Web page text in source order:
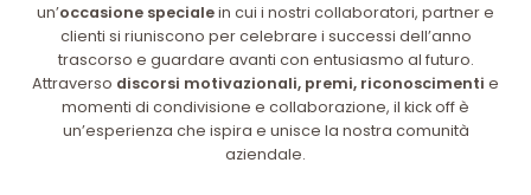
un’occasione specialein cui i nostri collaboratori, partner e
clienti si riuniscono per celebrare i successi dell’anno
trascorso e guardare avanti con entusiasmo al futuro.
Attraverso discorsi motivazionali, premi, riconoscimenti e
momenti di condivisione e collaborazione, il kick off è
un’esperienza che ispira e unisce la nostra comunità
aziendale.